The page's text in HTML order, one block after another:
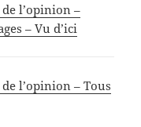
l’opinion –
– Vu d’ici
l’opinion – Tous